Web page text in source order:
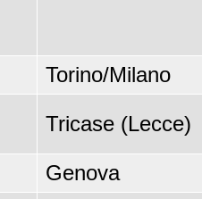
Torino/Milano
Tricase (Lecce)
Genova